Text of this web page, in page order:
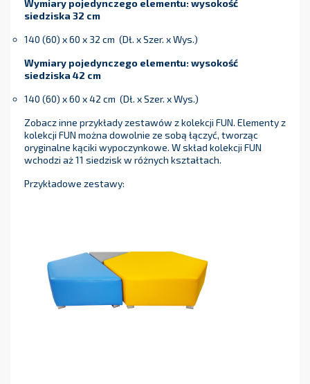
Wymiary pojedynczego elementu: wysokość
siedziska 32 cm
140 (60) x 60 x 32 cm (Dł. x Szer. x Wys.)
Wymiary pojedynczego elementu:wysokość
siedziska 42 cm
140 (60) x 60 x 42 cm (Dł. x Szer. x Wys.)
Zobacz inne przykłady zestawów z kolekcji FUN. Elementy z
kolekcji FUN można dowolnie ze sobą łączyć, tworząc
oryginalne kąciki wypoczynkowe. W skład kolekcji FUN
wchodzi aż 11 siedzisk w różnych kształtach.
Przykładowe zestawy: